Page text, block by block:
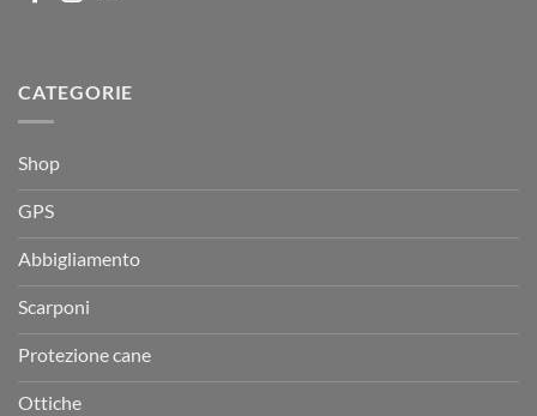
CATEGORIE
Shop
GPS
Abbigliamento
Scarponi
Protezione cane
Ottiche